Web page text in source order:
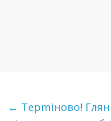
← Терmіново!